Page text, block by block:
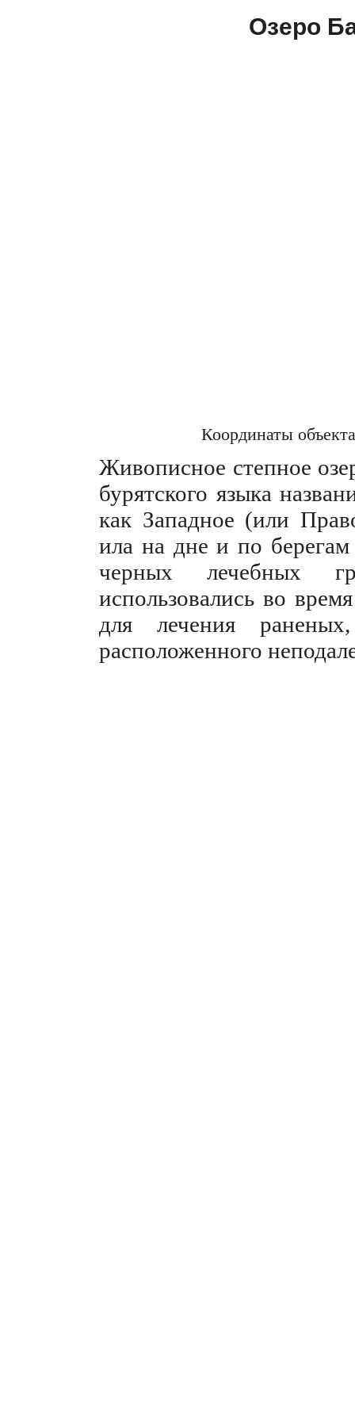
Озеро
Координаты
Живописное степное
бурятского языка
как Западное (или
ила на дне и по берегам
черных лечебных
использовались во
для лечения
расположенного